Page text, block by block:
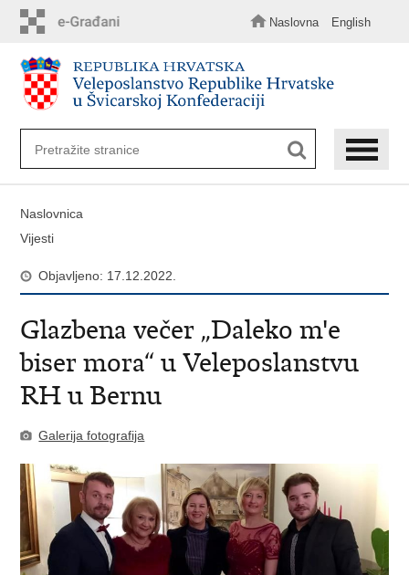
sadržaj
Naslovna English
Naslovnica
Vijesti
Objavljeno: 17.12.2022.
Glazbena večer „Daleko m'e
biser mora“ u Veleposlanstvu
RH u Bernu
Galerija fotografija